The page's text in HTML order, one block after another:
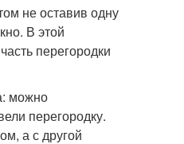
не оставив одну
В этой
перегородки
можно
перегородку.
а с другой